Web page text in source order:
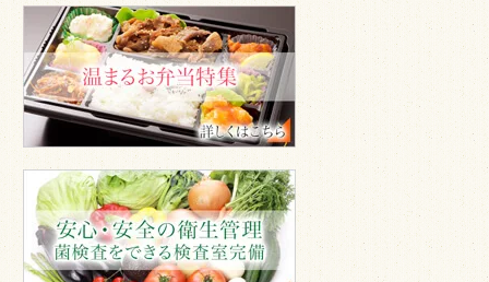
る
お
弁
当
心
安
全
の